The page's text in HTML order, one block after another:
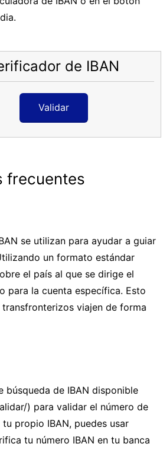
de IBAN
Validar
frecuentes
se utilizan para ayudar a guiar
un formato estándar
el país al que se dirige el
para la cuenta específica. Esto
viajen de forma
búsqueda de IBAN disponible
) para validar el número de
propio IBAN, puedes usar
tu número IBAN en tu banca